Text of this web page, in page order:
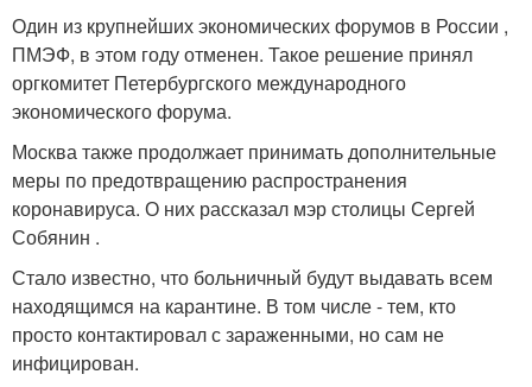
Один из крупнейших экономических форумов в России ,
ПМЭФ, в этом году отменен. Такое решение принял
оргкомитет Петербургского международного
экономического форума.
Москва также продолжает принимать дополнительные
меры по предотвращению распространения
коронавируса. О них рассказал мэр столицы Сергей
Собянин .
Стало известно, что больничный будут выдавать всем
находящимся на карантине. В том числе - тем, кто
просто контактировал с зараженными, но сам не
инфицирован.